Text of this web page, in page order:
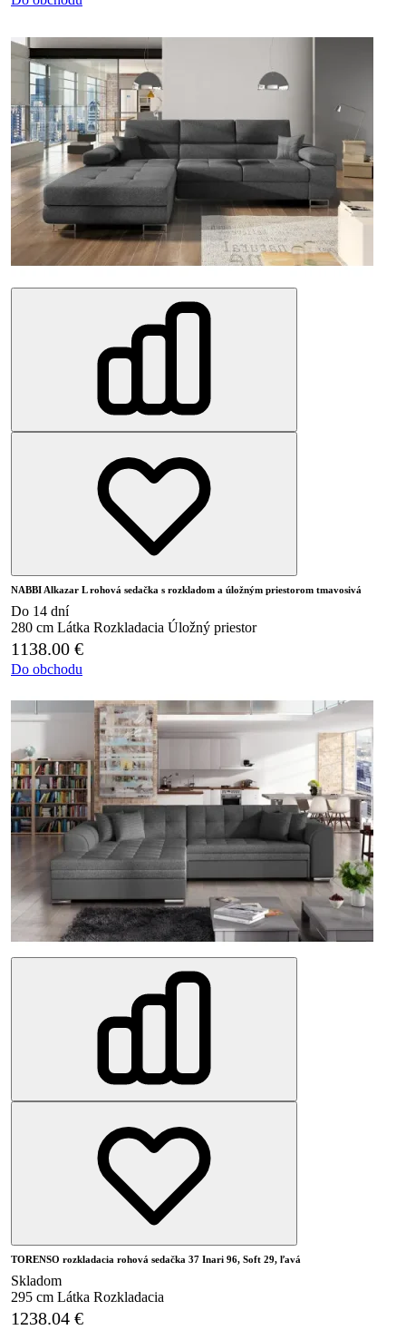
NABBI Alkazar L rohová sedačka s rozkladom a úložným priestorom tmavosivá
Do 14 dní
280 cm Látka Rozkladacia Úložný priestor
1138.00 €
Do obchodu
TORENSO rozkladacia rohová sedačka 37 Inari 96, Soft 29, ľavá
Skladom
295 cm Látka Rozkladacia
1238.04 €